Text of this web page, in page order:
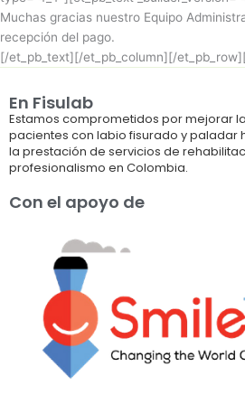
Muchas gracias nuestro Equipo
recepción del pago.
[/et_pb_text][/et_pb_column][/
En Fisulab
Estamos comprometidos por mejorar
pacientes con labio fisurado y paladar
la prestación de servicios de
profesionalismo en Colombia.
Con el apoyo de